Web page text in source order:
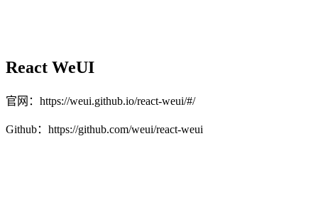
React WeUI
官网：https://weui.github.io/react-weui/#/
Github：https://github.com/weui/react-weui